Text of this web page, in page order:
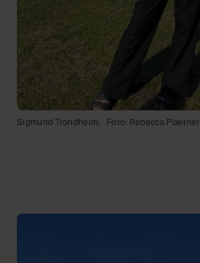
Sigmund Trondheim. Foto: Rebecca Plaetner